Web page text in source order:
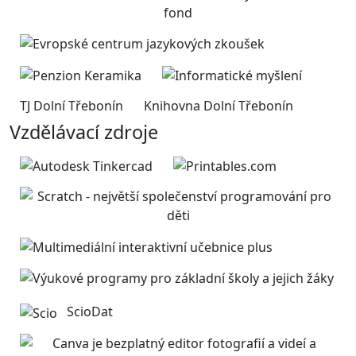
TJ Dolní Třebonín Knihovna Dolní Třebonín
Vzdělávací zdroje
ScioDat